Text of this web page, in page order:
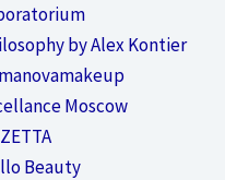
by Alex Kontier
Moscow
Beauty